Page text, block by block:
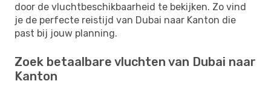
door de vluchtbeschikbaarheid te bekijken. Zo vind
je de perfecte reistijd van Dubai naar Kanton die
past bij jouw planning.
Zoek betaalbare vluchten van Dubai naar
Kanton